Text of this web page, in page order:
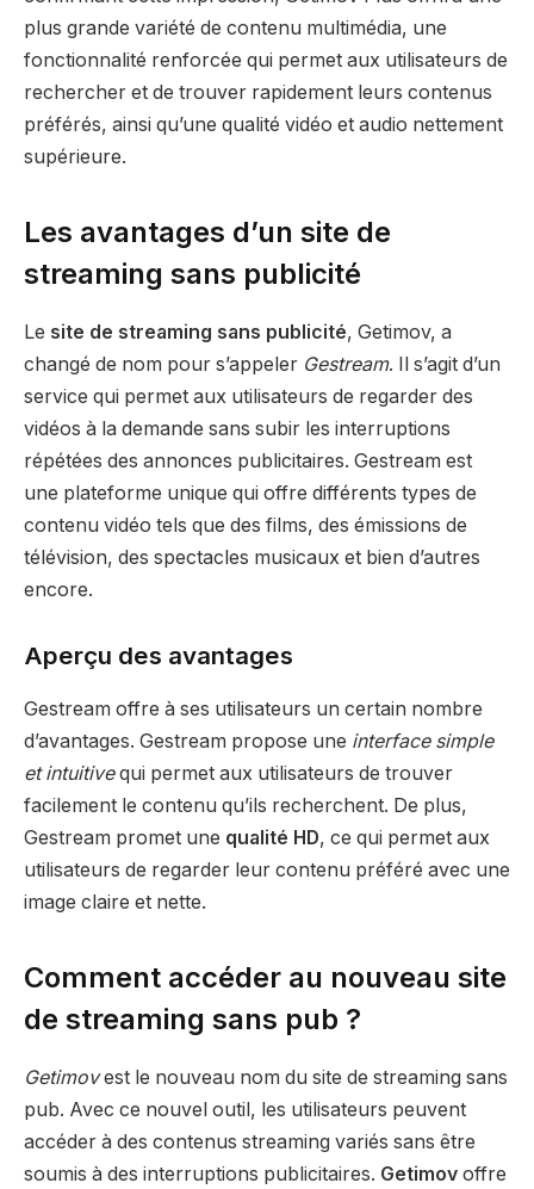
plus grande variété de contenu multimédia, une
fonctionnalité renforcée qui permet aux utilisateurs de
rechercher et de trouver rapidement leurs contenus
préférés, ainsi qu’une qualité vidéo et audio nettement
supérieure.
Les avantages d’un site de
streaming sans publicité
Le site de streaming sans publicité, Getimov, a
changé de nom pour s’appeler Gestream. Il s’agit d’un
service qui permet aux utilisateurs de regarder des
vidéos à la demande sans subir les interruptions
répétées des annonces publicitaires. Gestream est
une plateforme unique qui offre différents types de
contenu vidéo tels que des films, des émissions de
télévision, des spectacles musicaux et bien d’autres
encore.
Aperçu des avantages
Gestream offre à ses utilisateurs un certain nombre
d’avantages. Gestream propose une interface simple
et intuitivequi permet aux utilisateurs de trouver
facilement le contenu qu’ils recherchent. De plus,
Gestream promet une qualité HD, ce qui permet aux
utilisateurs de regarder leur contenu préféré avec une
image claire et nette.
Comment accéder au nouveau site
de streaming sans pub ?
Getimovest le nouveau nom du site de streaming sans
pub. Avec ce nouvel outil, les utilisateurs peuvent
accéder à des contenus streaming variés sans être
soumis à des interruptions publicitaires. Getimov offre